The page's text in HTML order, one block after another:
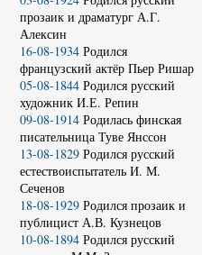
прозаик и драматург А.Г.
Алексин
16-08-1934 Родился
французский актёр Пьер Ришар
05-08-1844 Родился русский
художник И.Е. Репин
09-08-1914 Родилась финская
писательница Туве Янссон
13-08-1829 Родился русский
естествоиспытатель И. М.
Сеченов
18-08-1929 Родился прозаик и
публицист А.В. Кузнецов
10-08-1894 Родился русский